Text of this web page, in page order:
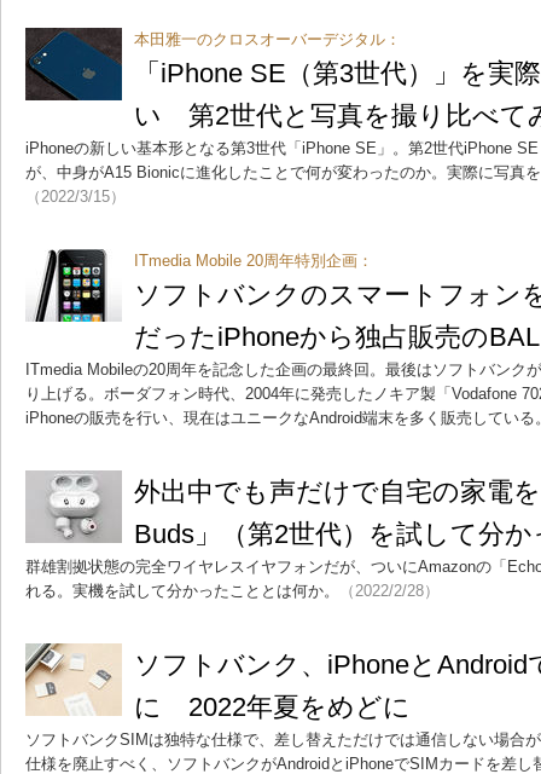
本田雅一のクロスオーバーデジタル：
「iPhone SE（第3世代）」を実
い 第2世代と写真を撮り比べて
iPhoneの新しい基本形となる第3世代「iPhone SE」。第2世代iPhone
が、中身がA15 Bionicに進化したことで何が変わったのか。実際に写真
（2022/3/15）
ITmedia Mobile 20周年特別企画：
ソフトバンクのスマートフォ
だったiPhoneから独占販売の
ITmedia Mobileの20周年を記念した企画の最終回。最後はソフトバンク
り上げる。ボーダフォン時代、2004年に発売したノキア製「Vodafone
iPhoneの販売を行い、現在はユニークなAndroid端末を多く販売している
外出中でも声だけで自宅の家電
Buds」（第2世代）を試して分
群雄割拠状態の完全ワイヤレスイヤフォンだが、ついにAmazonの「
れる。実機を試して分かったこととは何か。
（2022/2/28）
ソフトバンク、iPhoneとAndroid
に 2022年夏をめどに
ソフトバンクSIMは独特な仕様で、差し替えただけでは通信しない場
仕様を廃止すべく、ソフトバンクがAndroidとiPhoneでSIMカードを差し